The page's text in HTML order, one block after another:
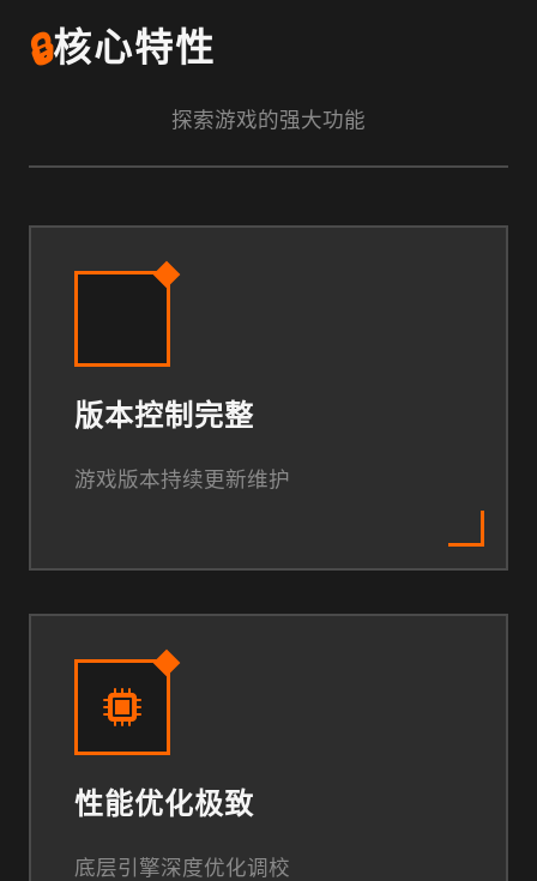
🔒核心特性
探索游戏的强大功能
版本控制完整
游戏版本持续更新维护
性能优化极致
底层引擎深度优化调校